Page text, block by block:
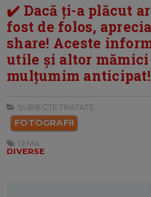
✔️ Dacă ți-a plăcut
fost de folos,
share! Aceste
utile și altor
mulțumim
SUBIECTE TRATATE:
FOTOGRAFII
TEMA:
DIVERSE